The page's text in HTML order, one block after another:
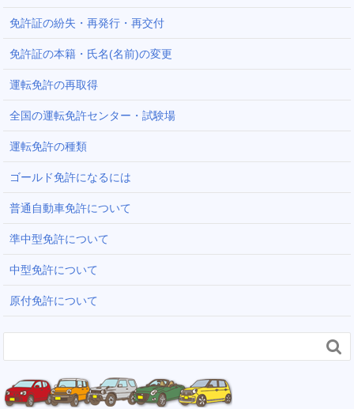
免許証の紛失・再発行・再交付
免許証の本籍・氏名(名前)の変更
運転免許の再取得
全国の運転免許センター・試験場
運転免許の種類
ゴールド免許になるには
普通自動車免許について
準中型免許について
中型免許について
原付免許について
